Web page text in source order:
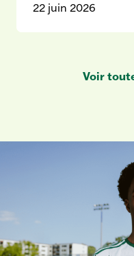
22 juin 2026
Voir